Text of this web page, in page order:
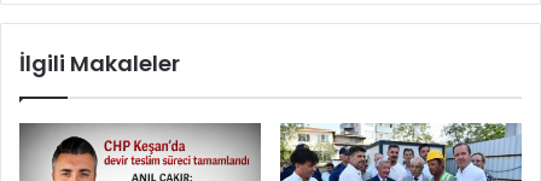
İlgili Makaleler